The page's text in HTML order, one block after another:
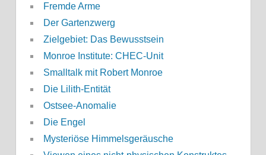
Fremde Arme
Der Gartenzwerg
Zielgebiet: Das Bewusstsein
Monroe Institute: CHEC-Unit
Smalltalk mit Robert Monroe
Die Lilith-Entität
Ostsee-Anomalie
Die Engel
Mysteriöse Himmelsgeräusche